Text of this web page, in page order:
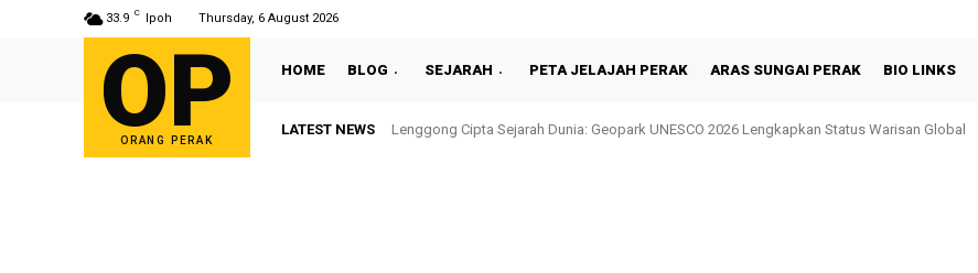
33.9 C Ipoh Thursday, 6 August 2026
OP
ORANG PERAK
HOME BLOG SEJARAH PETA JELAJAH PERAK ARAS SUNGAI PERAK BIO LINKS
LATEST NEWS Lenggong Cipta Sejarah Dunia: Geopark UNESCO 2026 Lengkapkan Status Warisan Global